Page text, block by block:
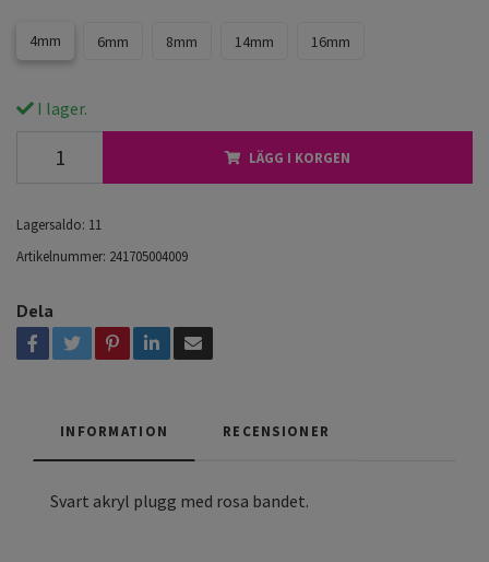
4mm 6mm 8mm 14mm 16mm
I lager.
LÄGG I KORGEN
Lagersaldo: 11
Artikelnummer: 241705004009
Dela
INFORMATION RECENSIONER
Svart akryl plugg med rosa bandet.